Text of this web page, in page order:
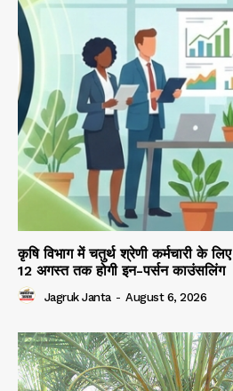
कृषि विभाग में चतुर्थ श्रेणी कर्मचारी के
12 अगस्त तक होगी इन-पर्सन काउंसलिंग
Jagruk Janta - August 6, 2026